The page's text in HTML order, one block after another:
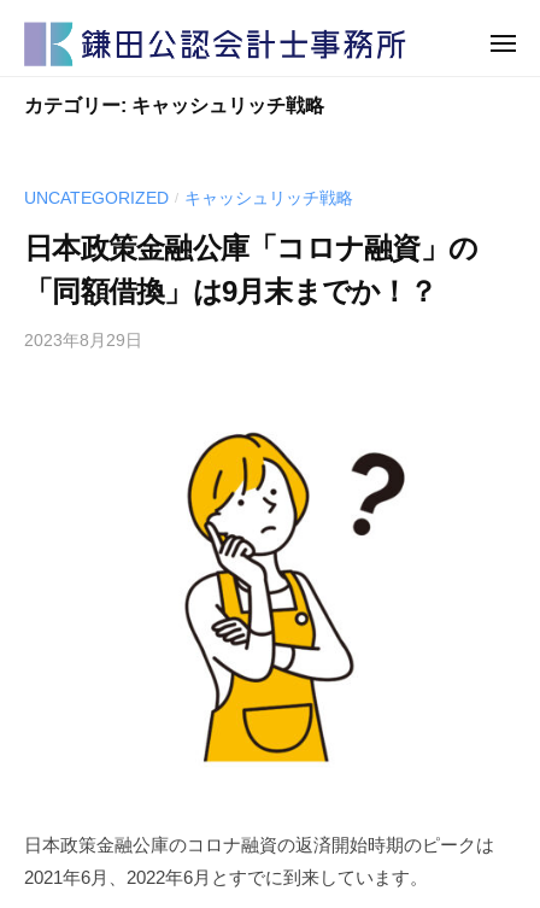
認
計
田
会
計
士
カテゴリー: キャッシュリッチ戦略
UNCATEGORIZED / キャッシュリッチ戦略
日本政策金融公庫「コロナ融資」の
「同額借換」は9月末までか！？
2023年8月29日
日本政策金融公庫のコロナ融資の返済開始時期のピークは
2021年6月、2022年6月とすでに到来しています。
公
認
務